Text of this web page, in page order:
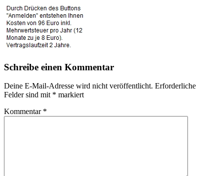
Schreibe einen Kommentar
Deine E-Mail-Adresse wird nicht veröffentlicht. Erforderliche
Felder sind mit * markiert
Kommentar *